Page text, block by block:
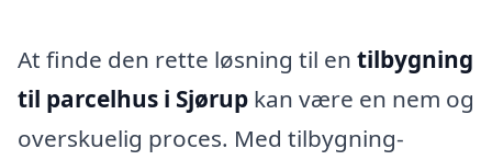
At finde den rette løsning til en tilbygning
til parcelhus i Sjørup kan være en nem og
overskuelig proces. Med tilbygning-